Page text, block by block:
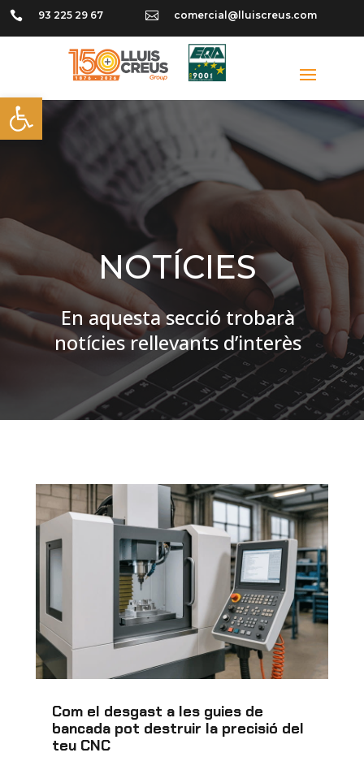
Obre la barra d'eines
 93 225 29 67  comercial@lluiscreus.com
NOTÍCIES
En aquesta secció trobarà
notícies rellevants d’interès
Com el desgast a les guies de
bancada pot destruir la precisió del
teu CNC